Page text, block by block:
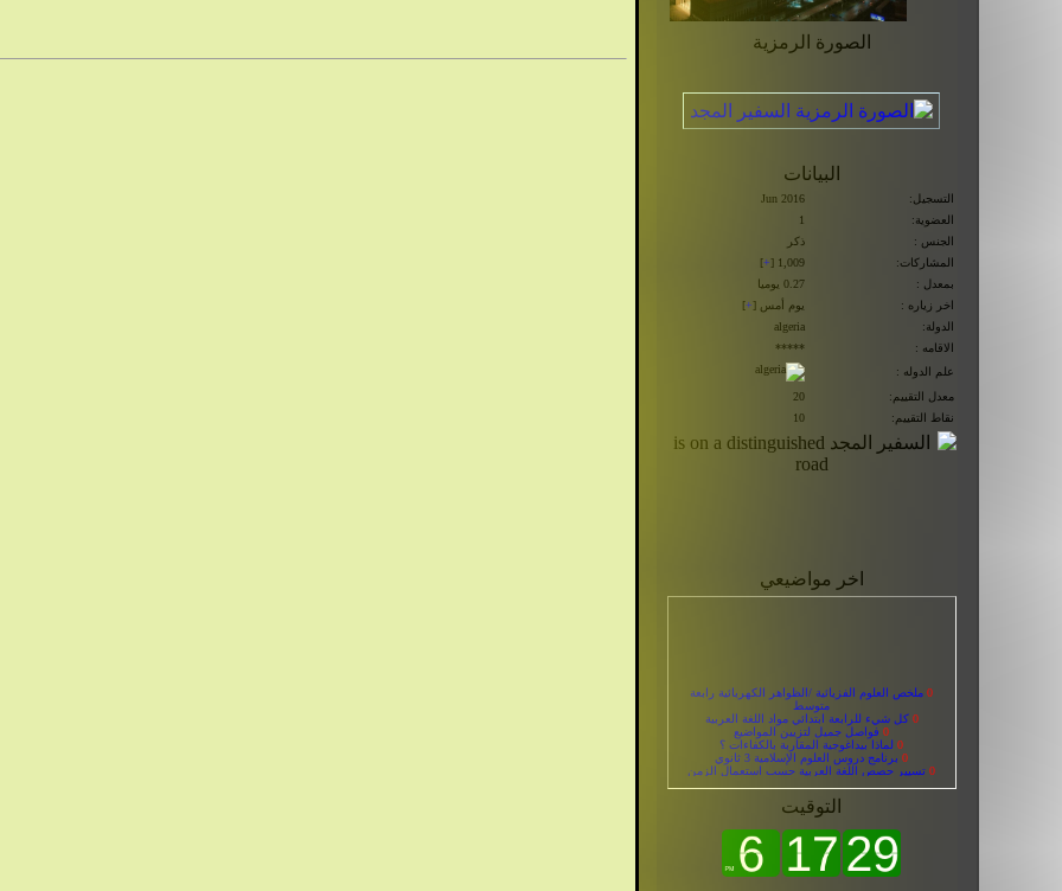
الصورة الرمزية
البيانات
التسجيل:
Jun 2016
العضوية:
1
الجنس :
ذكر
المشاركات:
1,009 [
+
]
بمعدل :
0.27 يوميا
اخر زياره :
يوم أمس [+
]
الدولة:
algeria
الاقامه :
*****
علم الدوله :
معدل التقييم:
20
نقاط التقييم:
10
اخر مواضيعي
0 كل شيء للرابعة ابتدائي مواد اللغة العربية
فواصل جميل لتزيين المواضيع
0 لماذا بيداغوجية المقاربة بالكفاءات ؟
برنامج دروس العلوم الإسلامية 3 ثانوي
تسيير حصص اللغة العربية حسب استعمال الزمن
«الأسبوع الأول من المقطع الثاني كمثال» - السنة الثانية
ابتدائي -
0 مجموعة دروس رائعة ومبسطة في قواعد اللغة
شرح أهم آيات المجال الأول علوم إسلامية ثالثة ثانوي
تحضير نص مولد محمد صلى الله عليه وسلم السنة
مذكرات التربية العلمية رابعة ابتدائي للجيل الثاني
التوقيت